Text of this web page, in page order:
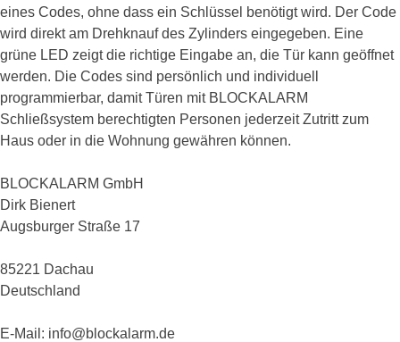
eines Codes, ohne dass ein Schlüssel benötigt wird. Der Code
wird direkt am Drehknauf des Zylinders eingegeben. Eine
grüne LED zeigt die richtige Eingabe an, die Tür kann geöffnet
werden. Die Codes sind persönlich und individuell
programmierbar, damit Türen mit BLOCKALARM
Schließsystem berechtigten Personen jederzeit Zutritt zum
Haus oder in die Wohnung gewähren können.
BLOCKALARM GmbH
Dirk Bienert
Augsburger Straße 17
85221 Dachau
Deutschland
E-Mail: info@blockalarm.de